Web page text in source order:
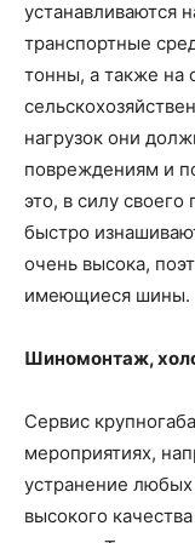
устанавливаются
транспортные
тонны, а также на
нагрузок они
повреждениям и
это, в силу
быстро
очень высока,
имеющиеся шины.
Шиномонтаж,
Сервис
мероприятиях,
устранение
высокого